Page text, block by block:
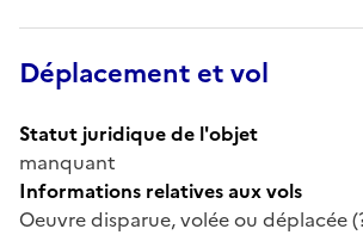
Déplacement et vol
Statut juridique de l'objet
manquant
Informations relatives aux vols
Oeuvre disparue, volée ou déplacée